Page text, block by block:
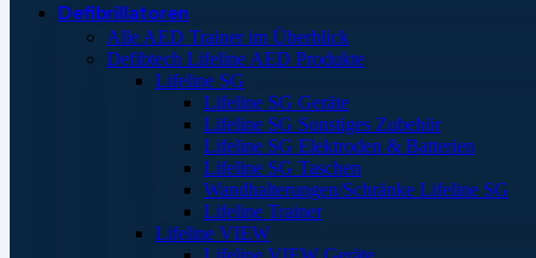
Defibrillatoren
Alle AED Trainer im Überblick
Defibtech Lifeline AED Produkte
Lifeline SG
Lifeline SG Geräte
Lifeline SG Sonstiges Zubehör
Lifeline SG Elektroden & Batterien
Lifeline SG Taschen
Wandhalterungen/Schränke Lifeline SG
Lifeline Trainer
Lifeline VIEW